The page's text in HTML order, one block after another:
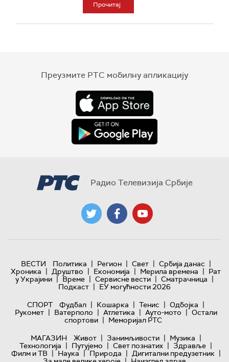
Прочитај
Преузмите РТС мобилну апликацију
Радио Телевизија Србије
ВЕСТИ Политика | Регион | Свет | Србија данас |
Хроника | Друштво | Економија | Мерила времена | Рат
у Украјини | Време | Сервисне вести | Сматрачница |
Подкаст | ЕУ могућности 2026
СПОРТ
Фудбал | Кошарка | Тенис | Одбојка |
Рукомет | Ватерполо | Атлетика | Ауто-мото | Остали
спортови | Меморијал РТС
МАГАЗИН
Живот | Занимљивости | Музика |
Технологијa | Путујемо | Свет познатих | Здравље |
Филм и ТВ | Наука | Природа | Дигитални предузетник |